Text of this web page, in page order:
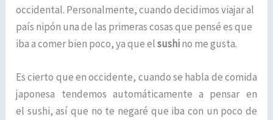
occidental. Personalmente, cuando decidimos viajar al
país nipón una de las primeras cosas que pensé es que
iba a comer bien poco, ya que elsushino me gusta.
Es cierto que en occidente, cuando se habla de comida
japonesa tendemos automáticamente a pensar en
el sushi, así que no te negaré que iba con un poco de